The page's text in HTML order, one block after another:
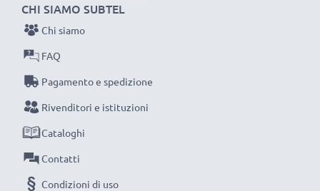
V11 AP-V12
Marca:subtel
Voltaggio in entrata
Amperaggio / Output ampere:
Lunghezza cavo: ca. 3m
CHI SIAMO SUBTEL
Chi siamo
FAQ
Pagamento e spedizione
Rivenditori e istituzioni
Cataloghi
Contatti
Condizioni di uso